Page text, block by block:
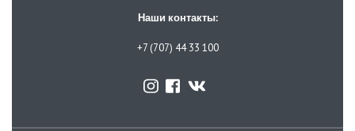
Наши контакты:
+7 (707) 44 33 100